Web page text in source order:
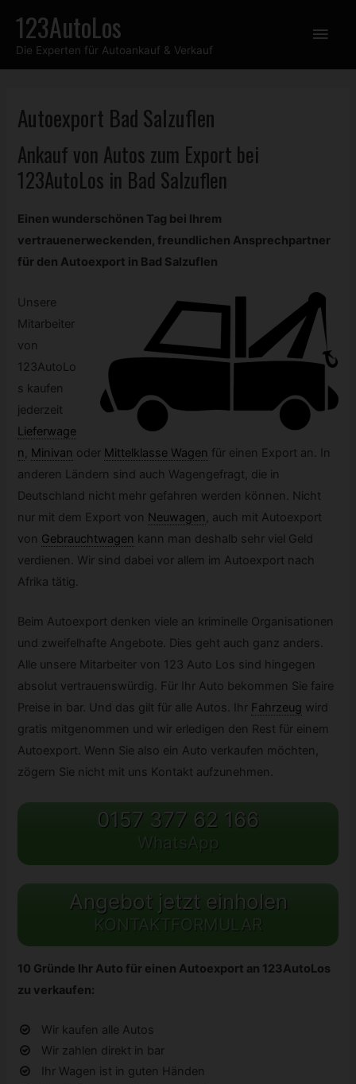
Inhalt
springen
123AutoLos
Die Experten für Autoankauf & Verkauf
Autoexport Bad Salzuflen
Ankauf von Autos zum Export bei
123AutoLos in Bad Salzuflen
Einen wunderschönen Tag bei Ihrem
vertrauenerweckenden, freundlichen Ansprechpartner
für den Autoexport in Bad Salzuflen
Unsere
Mitarbeiter
von
123AutoLo
s kaufen
jederzeit
Lieferwage
n , Minivan oder Mittelklasse Wagen für einen Export an. In
anderen Ländern sind auch Wagengefragt, die in
Deutschland nicht mehr gefahren werden können. Nicht
nur mit dem Export von Neuwagen , auch mit Autoexport
von Gebrauchtwagen kann man deshalb sehr viel Geld
verdienen. Wir sind dabei vor allem im Autoexport nach
Afrika tätig.
Beim Autoexport denken viele an kriminelle Organisationen
und zweifelhafte Angebote. Dies geht auch ganz anders.
Alle unsere Mitarbeiter von 123 Auto Los sind hingegen
absolut vertrauenswürdig. Für Ihr Auto bekommen Sie faire
Preise in bar. Und das gilt für alle Autos. Ihr Fahrzeug wird
gratis mitgenommen und wir erledigen den Rest für einem
Autoexport. Wenn Sie also ein Auto verkaufen möchten,
zögern Sie nicht mit uns Kontakt aufzunehmen.
0157 377 62 166
WhatsApp
Angebot jetzt einholen
KONTAKTFORMULAR
10 Gründe Ihr Auto für einen Autoexport an 123AutoLos
zu verkaufen:
Wir kaufen alle Autos
Wir zahlen direkt in bar
Ihr Wagen ist in guten Händen